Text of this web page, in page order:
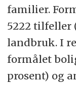
familier.
5222 tilfeller
landbruk. I
formålet
prosent) og